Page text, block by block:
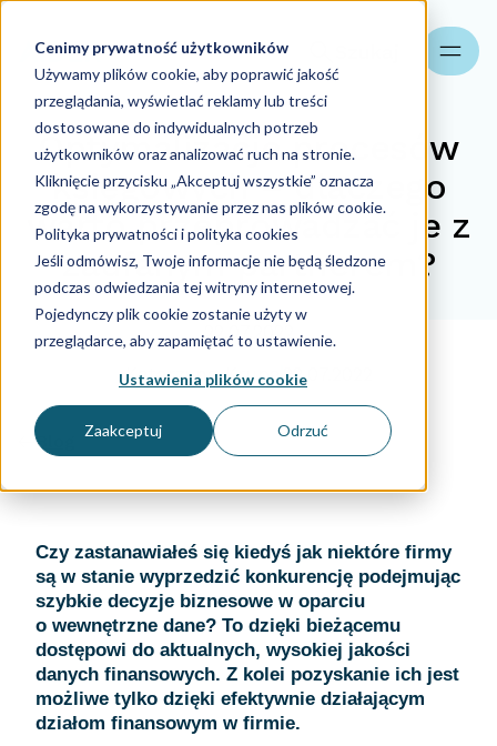
Cenimy prywatność użytkowników
Używamy plików cookie, aby poprawić jakość
przeglądania, wyświetlać reklamy lub treści
dostosowane do indywidualnych potrzeb
użytkowników oraz analizować ruch na stronie.
Kliknięcie przycisku „Akceptuj wszystkie” oznacza
zgodę na wykorzystywanie przez nas plików cookie.
Polityka prywatności i polityka cookies
Jeśli odmówisz, Twoje informacje nie będą śledzone
podczas odwiedzania tej witryny internetowej.
Pojedynczy plik cookie zostanie użyty w
przeglądarce, aby zapamiętać to ustawienie.
Ustawienia plików cookie
Zaakceptuj Odrzuć
Optymalizacje procesów
księgowych – dlaczego
warto przeprowadzać je z
zaufanym partnerem?
22.07.2022
Katarzyna Krupa22.07.2022
Blog
Czy zastanawiałeś się kiedyś jak niektóre firmy
są w stanie wyprzedzić konkurencję podejmując
szybkie decyzje biznesowe w oparciu
o wewnętrzne dane? To dzięki bieżącemu
dostępowi do aktualnych, wysokiej jakości
danych finansowych. Z kolei pozyskanie ich jest
możliwe tylko dzięki efektywnie działającym
działom finansowym w firmie.